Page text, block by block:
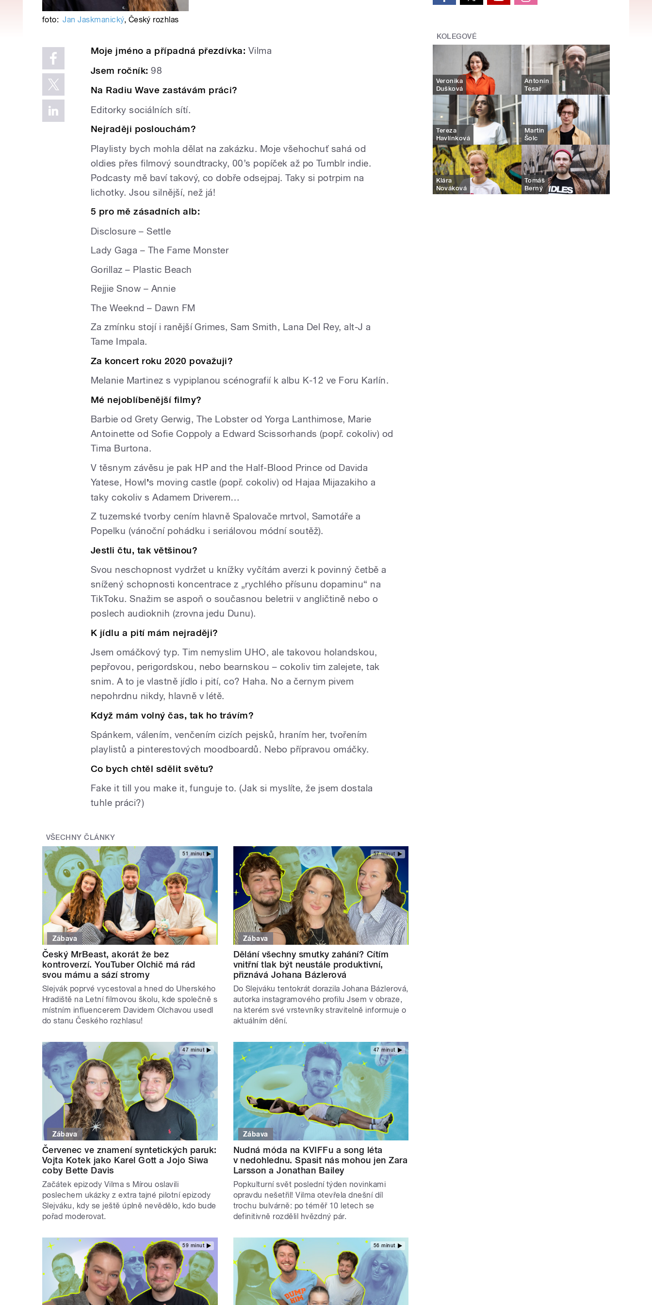
foto: Jan Jaskmanický, Český rozhlas
Moje jméno a případná přezdívka: Vilma
Jsem ročník:98
Na Radiu Wave zastávám práci?
Editorky sociálních sítí.
Nejraději poslouchám?
Playlisty bych mohla dělat na zakázku. Moje všehochuť sahá od
oldies přes filmový soundtracky, 00’s popíček až po Tumblr indie.
Podcasty mě baví takový, co dobře odsejpaj. Taky si potrpim na
lichotky. Jsou silnější, než já!
5 pro mě zásadních alb:
Disclosure – Settle
Lady Gaga – The Fame Monster
Gorillaz – Plastic Beach
Rejjie Snow – Annie
The Weeknd – Dawn FM
Za zmínku stojí i ranější Grimes, Sam Smith, Lana Del Rey, alt-J a
Tame Impala.
Za koncert roku 2020 považuji?
Melanie Martinez s vypiplanou scénografií k albu K-12 ve Foru Karlín.
Mé nejoblíbenější filmy?
Barbie od Grety Gerwig, The Lobster od Yorga Lanthimose, Marie
Antoinette od Sofie Coppoly a Edward Scissorhands (popř. cokoliv) od
Tima Burtona.
V těsnym závěsu je pak HP and the Half-Blood Prince od Davida
Yatese, Howl’s moving castle (popř. cokoliv) od Hajaa Mijazakiho a
taky cokoliv s Adamem Driverem…
Z tuzemské tvorby cením hlavně Spalovače mrtvol, Samotáře a
Popelku (vánoční pohádku i seriálovou módní soutěž).
Jestli čtu, tak většinou?
Svou neschopnost vydržet u knížky vyčítám averzi k povinný četbě a
snížený schopnosti koncentrace z „rychlého přísunu dopaminu“ na
TikToku. Snažim se aspoň o současnou beletrii v angličtině nebo o
poslech audioknih (zrovna jedu Dunu).
K jídlu a pití mám nejraději?
Jsem omáčkový typ. Tim nemyslim UHO, ale takovou holandskou,
pepřovou, perigordskou, nebo bearnskou – cokoliv tim zalejete, tak
snim. A to je vlastně jídlo i pití, co? Haha. No a černym pivem
nepohrdnu nikdy, hlavně v létě.
Když mám volný čas, tak ho trávím?
Spánkem, válením, venčením cizích pejsků, hraním her, tvořením
playlistů a pinterestových moodboardů. Nebo přípravou omáčky.
Co bych chtěl sdělit světu?
Fake it till you make it, funguje to. (Jak si myslíte, že jsem dostala
tuhle práci?)
VŠECHNY ČLÁNKY
51 minut
Zábava
Český MrBeast, akorát že bez
kontroverzí. YouTuber Olchič má rád
svou mámu a sází stromy
Slejvák poprvé vycestoval a hned do Uherského
Hradiště na Letní filmovou školu, kde společně s
místním influencerem Davidem Olchavou usedl
do stanu Českého rozhlasu!
57 minut
Zábava
Dělání všechny smutky zahání? Cítím
vnitřní tlak být neustále produktivní,
přiznává Johana Bázlerová
Do Slejváku tentokrát dorazila Johana Bázlerová,
autorka instagramového profilu Jsem v obraze,
na kterém své vrstevníky stravitelně informuje o
aktuálním dění.
47 minut
Zábava
Červenec ve znamení syntetických paruk:
Vojta Kotek jako Karel Gott a Jojo Siwa
coby Bette Davis
Začátek epizody Vilma s Mírou oslavili
poslechem ukázky z extra tajné pilotní epizody
Slejváku, kdy se ještě úplně nevědělo, kdo bude
pořad moderovat.
47 minut
Zábava
Nudná móda na KVIFFu a song léta
v nedohlednu. Spasit nás mohou jen Zara
Larsson a Jonathan Bailey
Popkulturní svět poslední týden novinkami
opravdu nešetřil! Vilma otevřela dnešní díl
trochu bulvárně: po téměř 10 letech se
definitivně rozdělil hvězdný pár.
59 minut 56 minut
KOLEGOVÉ
Veronika
Dušková
Antonín
Tesař
Tereza
Havlínková
Martin
Šolc
Klára
Nováková
Tomáš
Berný